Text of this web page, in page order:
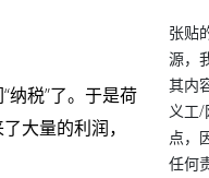
税”了。于是荷
大量的利润，
张贴
源，
其内
义工/
点，
任何